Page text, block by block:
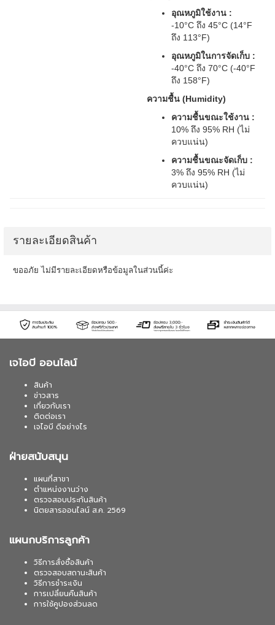
อุณหภูมิใช้งาน :
-10°C ถึง 45°C (14°F
ถึง 113°F)
อุณหภูมิในการจัดเก็บ :
-40°C ถึง 70°C (-40°F
ถึง 158°F)
ความชื้น (Humidity)
ความชื้นขณะใช้งาน :
10% ถึง 95% RH (ไม่
ควบแน่น)
ความชื้นขณะจัดเก็บ :
3% ถึง 95% RH (ไม่
ควบแน่น)
รายละเอียดสินค้า
ขออภัย ไม่มีรายละเอียดหรือข้อมูลในส่วนนี้ค่ะ
เจไอบี ออนไลน์
สินค้า
ข่าวสาร
เกี่ยวกับเรา
ติดต่อเรา
เจไอบี ดีอย่างไร
ฝ่ายสนับสนุน
แผนที่สาขา
ตำแหน่งงานว่าง
ตรวจสอบประกันสินค้า
นิตยสารออนไลน์ ส.ค. 2569
แผนกบริการลูกค้า
วิธีการสั่งซื้อสินค้า
ตรวจสอบสถานะสินค้า
วิธีการชำระเงิน
การเปลี่ยนคืนสินค้า
การใช้คูปองส่วนลด